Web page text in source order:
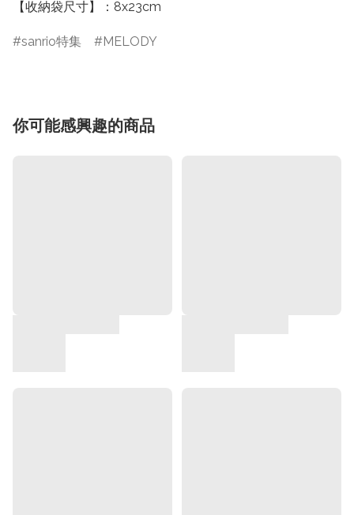
【收納袋尺寸】：8x23cm
sanrio特集 MELODY
你可能感興趣的商品